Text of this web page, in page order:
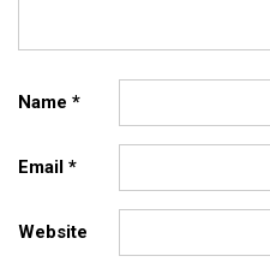
Name *
Email *
Website